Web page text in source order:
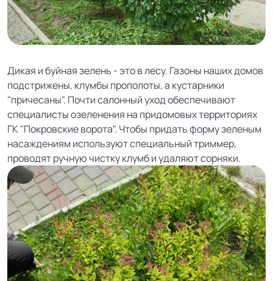
Дикая и буйная зелень - это в лесу. Газоны наших домов
подстрижены, клумбы прополоты, а кустарники
"причесаны". Почти салонный уход обеспечивают
специалисты озеленения на придомовых территориях
ГК "Покровские ворота". Чтобы придать форму зеленым
насаждениям используют специальный триммер,
проводят ручную чистку клумб и удаляют сорняки.